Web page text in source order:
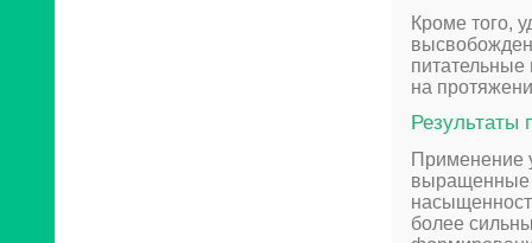
Кроме того,
питательные
на
Результаты
Применение
выращенные
более